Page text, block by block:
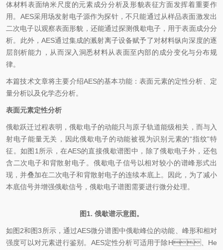
体材料表面纳米尺度的元素成分分析及形貌表征方面发挥着重要作
用。AES采用场发射电子源作为探针，不只能通过从样品表面激发出
二次电子以观察表面形貌，还能通过探测俄歇电子，用于表面成分分
析。此外，AES通过集成的溅射离子设备赋予了对材料纵向深度的逐
层剖析能力，从而深入洞悉材料从表面至内部的成分变化与分布规
律。
本篇技术文章将主要介绍AES的基本功能：表面元素的定性分析、定
量分析以及化学态分析。
表面元素定性分析
俄歇跃迁过程表明，俄歇电子的动能只与原子轨道能级相关，而与入
射电子能量无关，因此俄歇电子的动能被视为识别元素的“指纹"特
征。如图1所示，在AES的直接俄歇谱图中，除了俄歇电子外，还包
含二次电子和背散射电子。俄歇电子信号以相对较小的谱峰形式出
现，并叠加在二次电子和背散射电子的连续本底上。因此，为了减小
本底信号并增强俄歇信号，俄歇电子谱图需要进行微分处理。
图1. 俄歇谱示意图。
如图2和图3所示，通过AES微分谱图中俄歇峰位的动能、峰形和相对
强度可以对元素进行鉴别。AES定性分析可适用于除H、He